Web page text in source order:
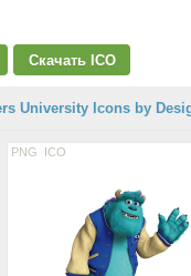
Скачать ICO
University Icons by
PNG ICO